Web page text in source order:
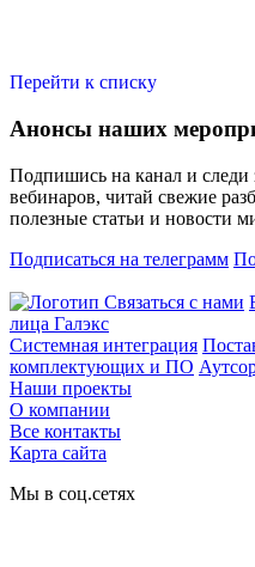
Перейти к списку
Анонсы наших
Подпишись на канал и
вебинаров, читай свежие
полезные статьи и новости
Подписаться на телеграмм
Связаться с нами
лица Галэкс
Системная интеграция
комплектующих и ПО
Наши проекты
О компании
Все контакты
Карта сайта
Мы в соц.сетях